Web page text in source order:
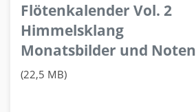
Flötenkalender Vol. 2
Himmelsklang
Monatsbilder und Noten
(22,5 MB)